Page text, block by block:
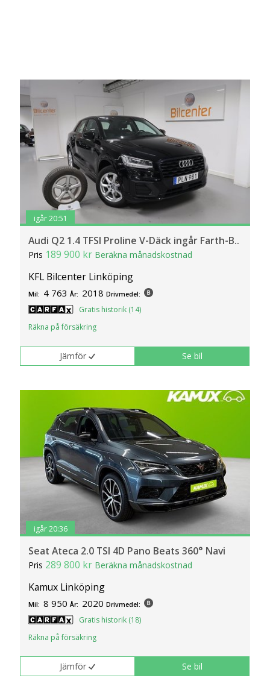
igår 20:51
Audi Q2 1.4 TFSI Proline V-Däck ingår Farth-B..
Pris 189 900 kr Beräkna månadskostnad
KFL Bilcenter Linköping
Mil: 4 763 År: 2018 Drivmedel:
Gratis historik (14)
Räkna på försäkring
Jämför Se bil
igår 20:36
Seat Ateca 2.0 TSI 4D Pano Beats 360° Navi
Pris 289 800 kr Beräkna månadskostnad
Kamux Linköping
Mil: 8 950 År: 2020 Drivmedel:
Gratis historik (18)
Räkna på försäkring
Jämför Se bil